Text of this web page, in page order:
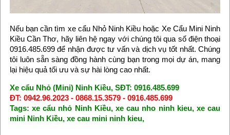
Nếu bạn cần tìm xe cẩu Nhỏ Ninh Kiều hoặc Xe Cẩu Mini Ninh
Kiều Cần Thơ, hãy liên hệ ngay với chúng tôi qua số điện thoại
0916.485.699 để nhận được tư vấn và dịch vụ tốt nhất. Chúng
tôi luôn sẵn sàng đồng hành cùng bạn trong mọi dự án, mang
lại hiệu quả tối ưu và sự hài lòng cao nhất.
Xe cẩu Nhỏ (Mini) Ninh Kiều, SĐT: 0916.485.699
ĐT: 0942.96.2023 - 0868.15.3579 - 0916.485.699
Tags: xe cẩu nhỏ Ninh Kiều, xe cau nho ninh kieu, xe cau
mini Ninh Kiều, xe cau mini ninh kieu,